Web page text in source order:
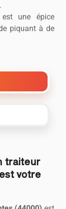
une épice
piquant à de
traiteur
votre